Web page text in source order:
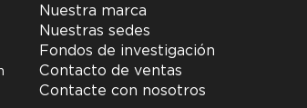
Nuestra marca
Nuestras sedes
Fondos de investigación
Contacto de ventas
Contacte con nosotros